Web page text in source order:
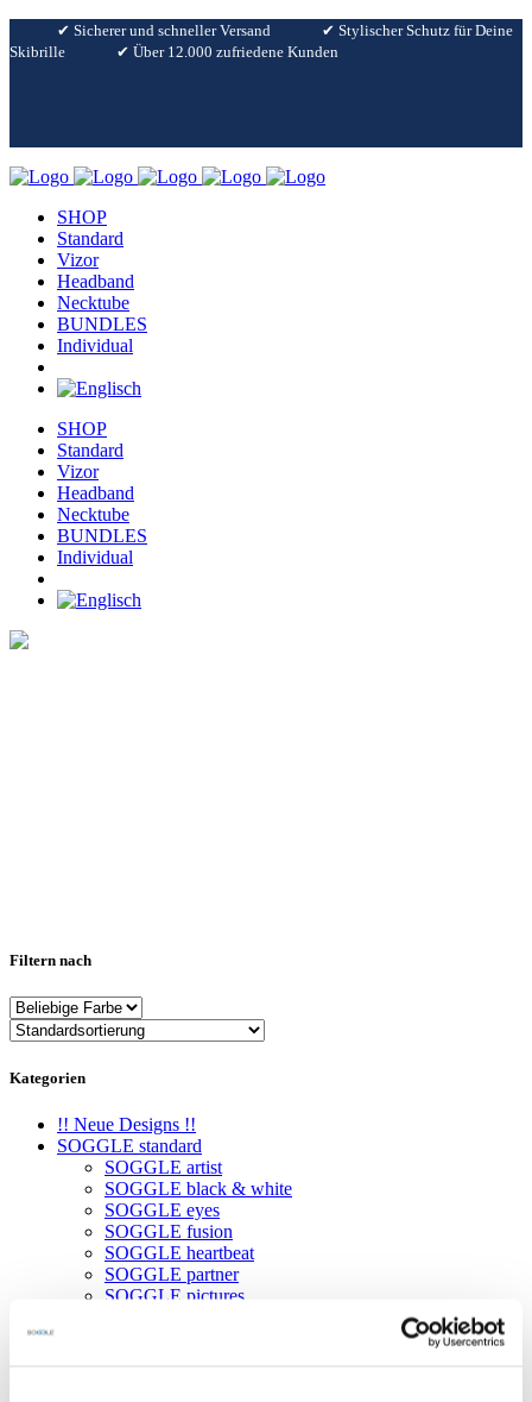
✔︎ Sicherer und schneller Versand
✔︎ Stylischer Schutz für Deine
Skibrille
✔︎ Über 12.000 zufriedene Kunden
SHOP
Standard
Vizor
Headband
Necktube
BUNDLES
Individual
SHOP
Standard
Vizor
Headband
Necktube
BUNDLES
Individual
Filtern nach
Kategorien
!! Neue Designs !!
SOGGLE standard
SOGGLE artist
SOGGLE black & white
SOGGLE eyes
SOGGLE fusion
SOGGLE heartbeat
SOGGLE partner
SOGGLE pictures